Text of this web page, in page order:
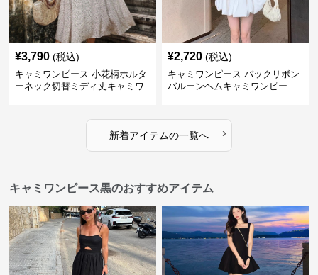
¥3,790 (税込)
キャミワンピース 小花柄ホルタ
ーネック切替ミディ丈キャミワ
¥2,720 (税込)
キャミワンピース バックリボン
バルーンヘムキャミワンピー
新着アイテムの一覧へ ›
キャミワンピース黒のおすすめアイテム